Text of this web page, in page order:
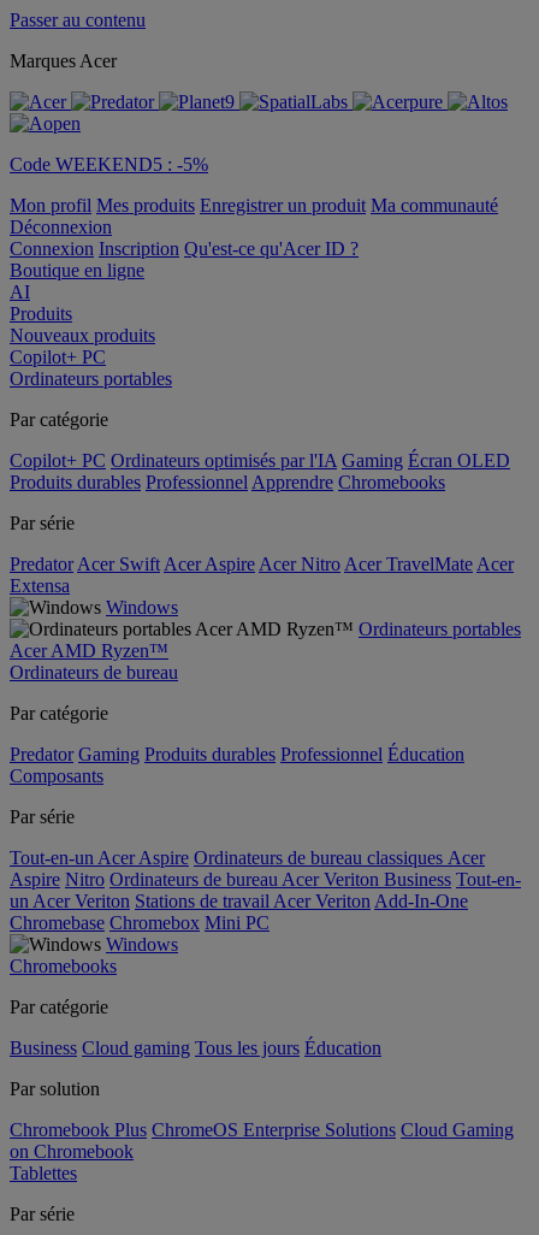
Passer au contenu
Marques Acer
Code WEEKEND5 : -5%
Mon profil Mes produits Enregistrer un produit Ma communauté
Déconnexion
Connexion Inscription Qu'est-ce qu'Acer ID ?
Boutique en ligne
AI
Produits
Nouveaux produits
Copilot+ PC
Ordinateurs portables
Par catégorie
Copilot+ PC Ordinateurs optimisés par l'IA Gaming Écran OLED
Produits durables Professionnel Apprendre Chromebooks
Par série
Predator Acer Swift Acer Aspire Acer Nitro Acer TravelMate Acer
Extensa
Windows
Ordinateurs portables
Acer AMD Ryzen™
Ordinateurs de bureau
Par catégorie
Predator Gaming Produits durables Professionnel Éducation
Composants
Par série
Tout-en-un Acer Aspire Ordinateurs de bureau classiques Acer
Aspire Nitro Ordinateurs de bureau Acer Veriton Business Tout-en-
un Acer Veriton Stations de travail Acer Veriton Add-In-One
Chromebase Chromebox Mini PC
Windows
Chromebooks
Par catégorie
Business Cloud gaming Tous les jours Éducation
Par solution
Chromebook Plus ChromeOS Enterprise Solutions Cloud Gaming
on Chromebook
Tablettes
Par série